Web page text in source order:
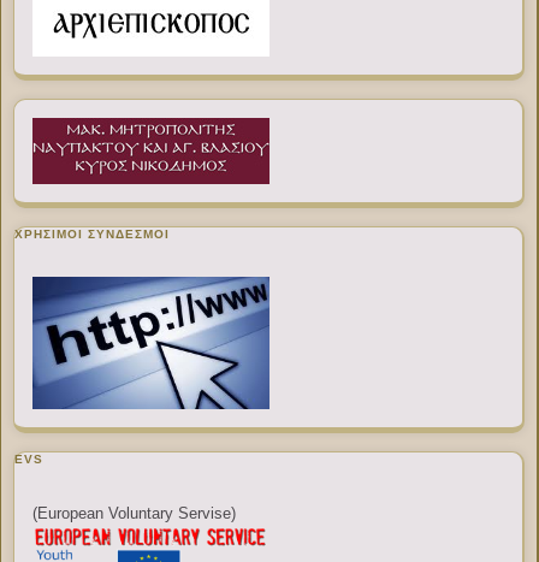
ΧΡΉΣΙΜΟΙ ΣΎΝΔΕΣΜΟΙ
EVS
(European Voluntary Servise)